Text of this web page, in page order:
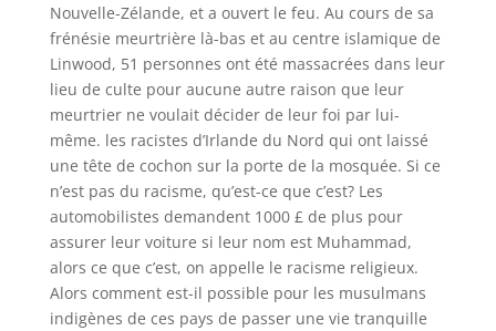
Nouvelle-Zélande, et a ouvert le feu. Au cours de sa
frénésie meurtrière là-bas et au centre islamique de
Linwood, 51 personnes ont été massacrées dans leur
lieu de culte pour aucune autre raison que leur
meurtrier ne voulait décider de leur foi par lui-
même. les racistes d’Irlande du Nord qui ont laissé
une tête de cochon sur la porte de la mosquée. Si ce
n’est pas du racisme, qu’est-ce que c’est? Les
automobilistes demandent 1000 £ de plus pour
assurer leur voiture si leur nom est Muhammad,
alors ce que c’est, on appelle le racisme religieux.
Alors comment est-il possible pour les musulmans
indigènes de ces pays de passer une vie tranquille